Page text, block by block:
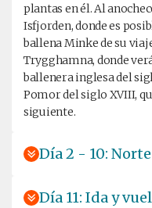
plantas en él. Al
Isfjorden, donde es
ballena Minke de su
Trygghamna, donde
ballenera inglesa del
Pomor del siglo XVIII,
siguiente.
Día 2 - 10:
Día 11: Ida y